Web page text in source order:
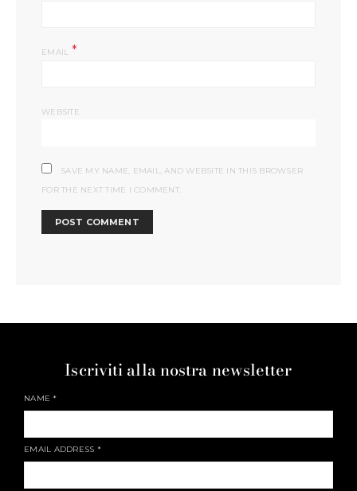
EMAIL *
WEBSITE
SAVE MY NAME, EMAIL, AND WEBSITE IN THIS BROWSER
FOR THE NEXT TIME I COMMENT.
Iscriviti alla nostra newsletter
NAME*
EMAIL ADDRESS *